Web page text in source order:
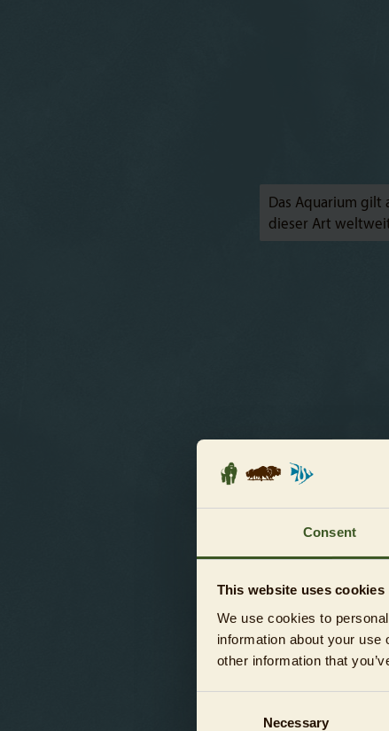
Consent
This website uses cookies
We use cookies to
information about your
other information that
Necessary
Das Aquarium gilt
dieser Art
Nach langjährigen
Aquarium im
Bürgermeisters